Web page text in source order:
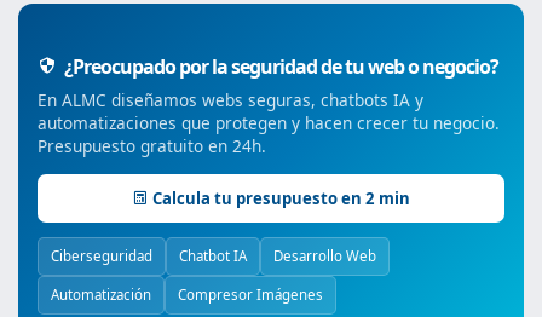
¿Preocupado por la seguridad de tu web o negocio?
En ALMC diseñamos webs seguras, chatbots IA y
automatizaciones que protegen y hacen crecer tu negocio.
Presupuesto gratuito en 24h.
Calcula tu presupuesto en 2 min
Ciberseguridad Chatbot IA Desarrollo Web
Automatización Compresor Imágenes